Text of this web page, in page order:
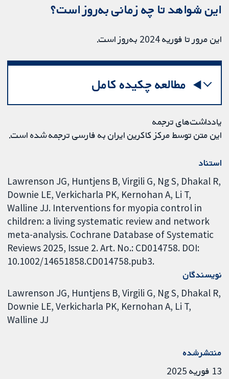
این شواهد تا چه زمانی به‌روز است؟
این مرور تا فوریه 2024 به‌روز است.
مطالعه چکیده کامل
یادداشت‌های ترجمه
این متن توسط مرکز کاکرین ایران به فارسی ترجمه شده است.
استناد
Lawrenson JG, Huntjens B, Virgili G, Ng S, Dhakal R,
Downie LE, Verkicharla PK, Kernohan A, Li T,
Walline JJ. Interventions for myopia control in
children: a living systematic review and network
meta-analysis. Cochrane Database of Systematic
Reviews 2025, Issue 2. Art. No.: CD014758. DOI:
10.1002/14651858.CD014758.pub3.
نویسندگان
Lawrenson JG Huntjens B Virgili G Ng S Dhakal R
Downie LE Verkicharla PK Kernohan A Li T
Walline JJ
منتشرشده
13 فوریه 2025